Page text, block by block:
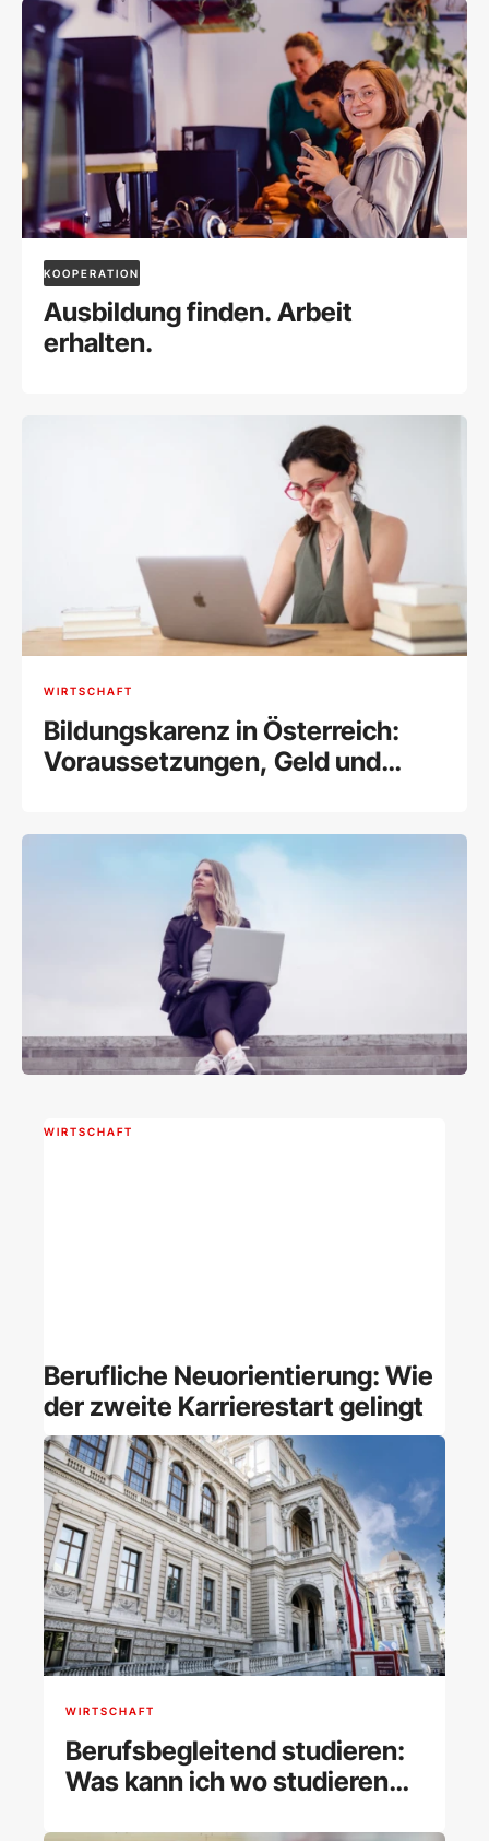
KOOPERATION
Ausbildung finden. Arbeit
erhalten.
WIRTSCHAFT
Bildungskarenz in Österreich:
Voraussetzungen, Geld und
WIRTSCHAFT
Berufliche Neuorientierung: Wie
der zweite Karrierestart gelingt
WIRTSCHAFT
Berufsbegleitend studieren:
Was kann ich wo studieren